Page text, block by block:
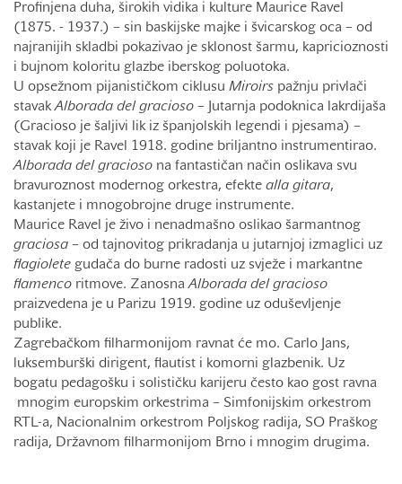
Profinjena duha, širokih vidika i kulture Maurice Ravel
(1875. - 1937.) – sin baskijske majke i švicarskog oca – od
najranijih skladbi pokazivao je sklonost šarmu, kapricioznosti
i bujnom koloritu glazbe iberskog poluotoka.
U opsežnom pijanističkom ciklusu Miroirs pažnju privlači
stavak Alborada del gracioso – Jutarnja podoknica lakrdijaša
(Gracioso je šaljivi lik iz španjolskih legendi i pjesama) –
stavak koji je Ravel 1918. godine briljantno instrumentirao.
Alborada del gracioso na fantastičan način oslikava svu
bravuroznost modernog orkestra, efekte alla gitara,
kastanjete i mnogobrojne druge instrumente.
Maurice Ravel je živo i nenadmašno oslikao šarmantnog
graciosa – od tajnovitog prikradanja u jutarnjoj izmaglici uz
flagiolete gudača do burne radosti uz svježe i markantne
flamenco ritmove. Zanosna Alborada del gracioso
praizvedena je u Parizu 1919. godine uz oduševljenje
publike.
Zagrebačkom filharmonijom ravnat će mo. Carlo Jans,
luksemburški dirigent, flautist i komorni glazbenik. Uz
bogatu pedagošku i solističku karijeru često kao gost ravna
mnogim europskim orkestrima – Simfonijskim orkestrom
RTL-a, Nacionalnim orkestrom Poljskog radija, SO Praškog
radija, Državnom filharmonijom Brno i mnogim drugima.